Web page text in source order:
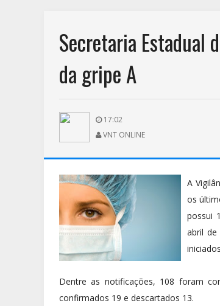
Secretaria Estadual
da gripe A
17:02
VNT ONLINE
A
os
possui
abril de
Dentre as notificações, 108 foram
confirmados 19 e descartados 13.